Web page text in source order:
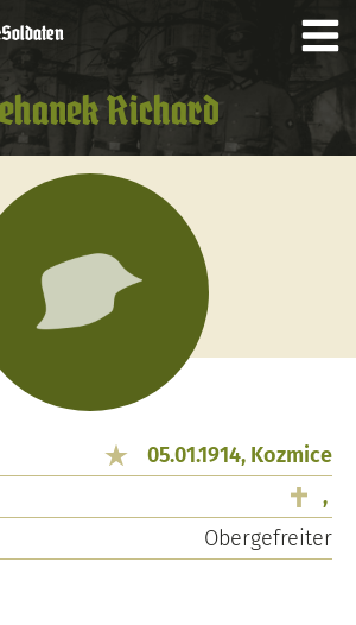
Soldaten
Richard
05.01.1914, Kozmice
,
Obergefreiter